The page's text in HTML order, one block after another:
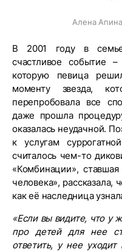
Алена
В 2001 году в
счастливое событие
которую певица
моменту звезда,
перепробовала все
даже прошла
оказалась неудачной.
к услугам
считалось чем-то
«Комбинации»,
человека», рассказала,
как её наследница
«Если вы видите, что у
про детей для нее
ответить, у нее